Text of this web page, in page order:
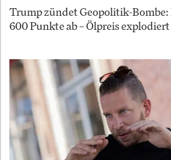
Trump zündet Geopolitik-
600 Punkte ab – Ölpreis explodiert